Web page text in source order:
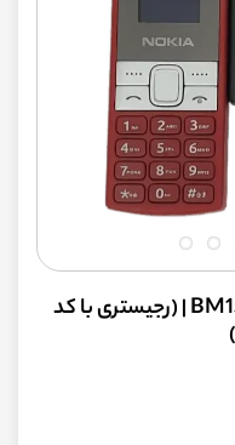
مینی موبایل طرح نوکیا مدل BM150 mini | (رجیستری با کد